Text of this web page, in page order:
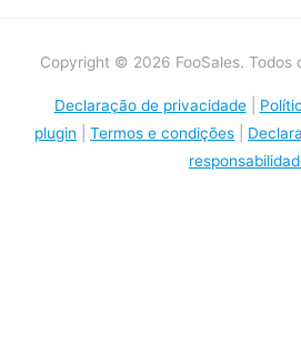
Copyright © 2026 FooSales. Todos
Declaração de privacidade|
plugin
Termos e condições